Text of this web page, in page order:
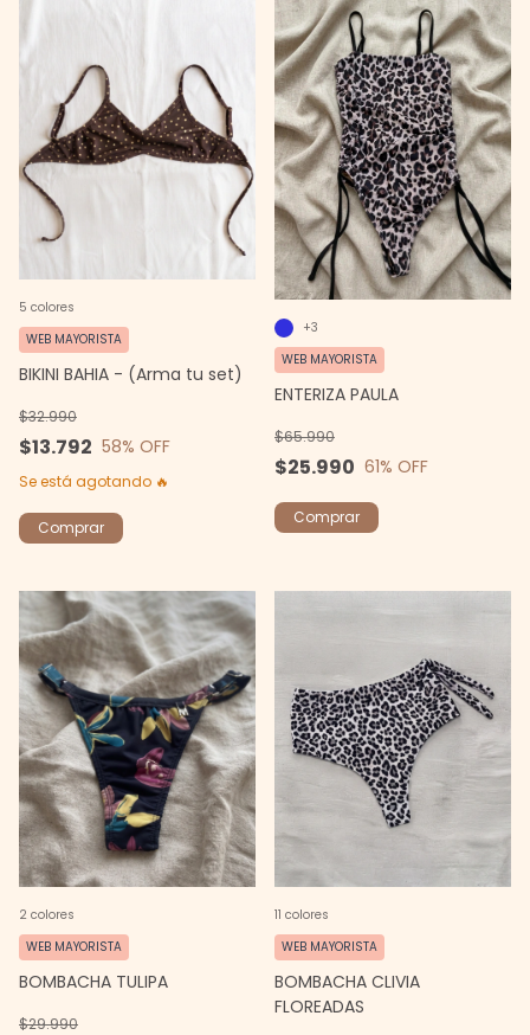
BIKINI BAHIA - (Arma tu set)
$13.792
$32.990
58% OFF
WEB MAYORISTA
Se está agotando 🔥
5 colores
Comprar
ENTERIZA PAULA
$25.990
$65.990
61% OFF
WEB MAYORISTA
+3
Comprar
BOMBACHA TULIPA
$29.990
WEB MAYORISTA
2 colores
BOMBACHA CLIVIA
FLOREADAS
WEB MAYORISTA
11 colores